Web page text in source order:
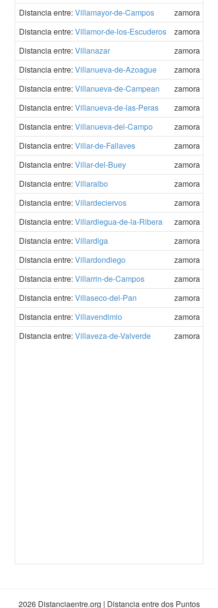
Distancia entre: Villamayor-de-Campos zamora
Distancia entre: Villamor-de-los-Escuderos zamora
Distancia entre: Villanazar zamora
Distancia entre: Villanueva-de-Azoague zamora
Distancia entre: Villanueva-de-Campean zamora
Distancia entre: Villanueva-de-las-Peras zamora
Distancia entre: Villanueva-del-Campo zamora
Distancia entre: Villar-de-Fallaves zamora
Distancia entre: Villar-del-Buey zamora
Distancia entre: Villaralbo zamora
Distancia entre: Villardeciervos zamora
Distancia entre: Villardiegua-de-la-Ribera zamora
Distancia entre: Villardiga zamora
Distancia entre: Villardondiego zamora
Distancia entre: Villarrin-de-Campos zamora
Distancia entre: Villaseco-del-Pan zamora
Distancia entre: Villavendimio zamora
Distancia entre: Villaveza-de-Valverde zamora
2026 Distanciaentre.org | Distancia entre dos Puntos